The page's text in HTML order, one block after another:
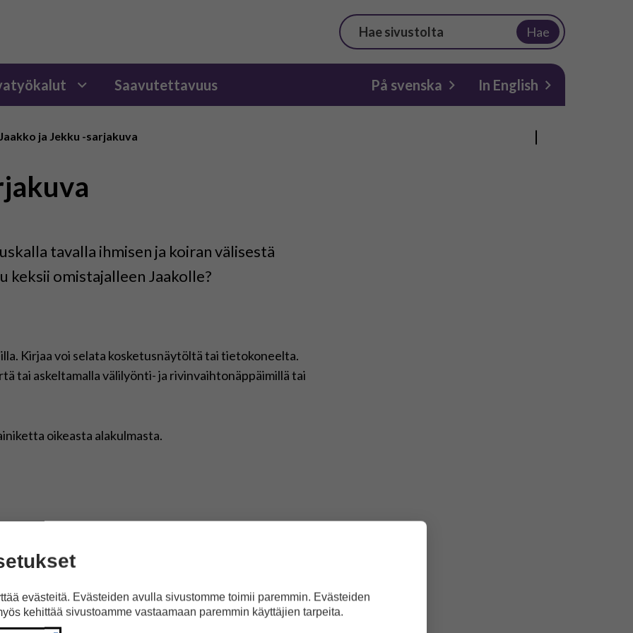
Hae
Saavutettavuus På svenska In English
Jaakko ja Jekku -sarjakuva
tavalla ihmisen ja koiran välisestä
keksii omistajalleen Jaakolle?
Kirjaa voi selata kosketusnäytöltä tai tietokoneelta.
tai askeltamalla välilyönti- ja rivinvaihtonäppäimillä tai
oikeasta alakulmasta.
Pekka Rahkonen
ja Pietu Roisko
/ Kehitysvammaliitto
evästeitä. Evästeiden avulla sivustomme toimii paremmin. Evästeiden
kehittää sivustoamme vastaamaan paremmin käyttäjien tarpeita.